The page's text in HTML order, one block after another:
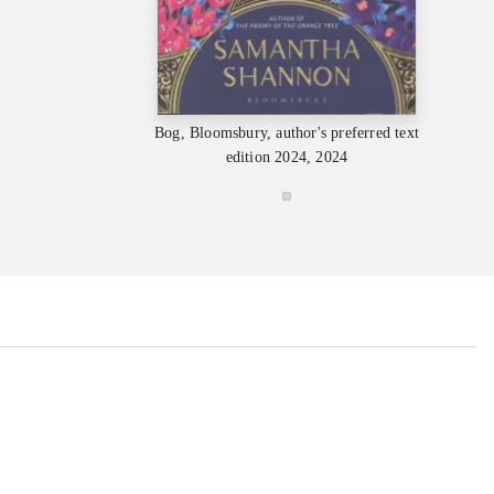
Bog, Bloomsbury, author's preferred text
edition 2024, 2024